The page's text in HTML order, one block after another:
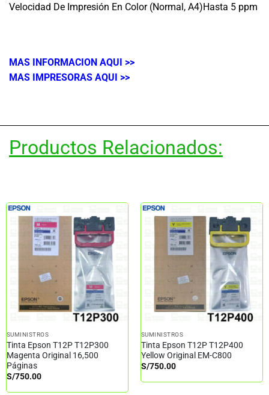
Velocidad De Impresión En Color (Normal, A4)Hasta 5 ppm
MAS INFORMACION AQUI >>
MAS IMPRESORAS AQUI >>
Productos Relacionados:
SUMINISTROS
Tinta Epson T12P T12P300
Magenta Original 16,500
Páginas
S/750.00
SUMINISTROS
Tinta Epson T12P T12P400
Yellow Original EM-C800
S/750.00